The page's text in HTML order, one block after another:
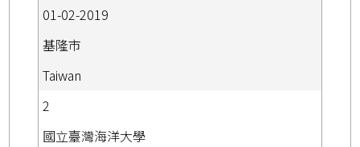
01-02-2019
基隆市
Taiwan
2
國立臺灣海洋大學